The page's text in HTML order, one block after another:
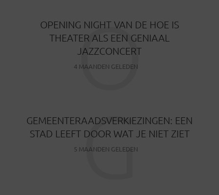
OPENING NIGHT VAN DE HOE IS
THEATER ALS EEN GENIAAL
JAZZCONCERT
4 MAANDEN GELEDEN
O
GEMEENTERAADSVERKIEZINGEN: EEN
STAD LEEFT DOOR WAT JE NIET ZIET
5 MAANDEN GELEDEN
G